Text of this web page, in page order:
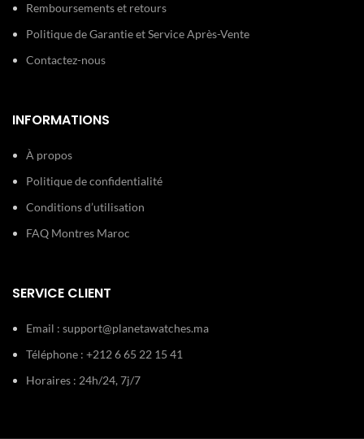
Remboursements et retours
Politique de Garantie et Service Après-Vente
Contactez-nous
INFORMATIONS
À propos
Politique de confidentialité
Conditions d’utilisation
FAQ Montres Maroc
SERVICE CLIENT
Email : support@planetawatches.ma
Téléphone : +212 6 65 22 15 41
Horaires : 24h/24, 7j/7